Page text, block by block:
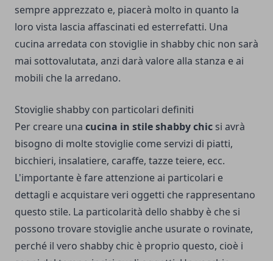
sempre apprezzato e, piacerà molto in quanto la
loro vista lascia affascinati ed esterrefatti. Una
cucina arredata con stoviglie in shabby chic non sarà
mai sottovalutata, anzi darà valore alla stanza e ai
mobili che la arredano.
Stoviglie shabby con particolari definiti
Per creare una cucina in stile shabby chic si avrà
bisogno di molte stoviglie come servizi di piatti,
bicchieri, insalatiere, caraffe, tazze teiere, ecc.
L'importante è fare attenzione ai particolari e
dettagli e acquistare veri oggetti che rappresentano
questo stile. La particolarità dello shabby è che si
possono trovare stoviglie anche usurate o rovinate,
perché il vero shabby chic è proprio questo, cioè i